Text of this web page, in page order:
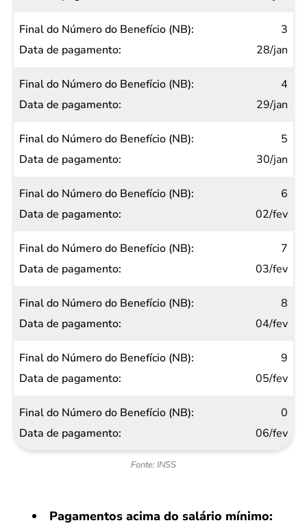
Fonte: INSS
Data de
pagamento
3
28/jan
4
29/jan
5
30/jan
6
02/fev
7
03/fev
8
04/fev
9
05/fev
0
06/fev
Pagamentos acima do salário mínimo: